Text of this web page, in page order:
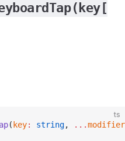
ts
( key: string, ...